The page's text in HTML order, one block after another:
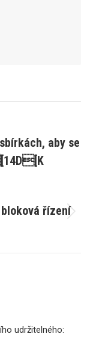
aby se
řízení
udržitelného: